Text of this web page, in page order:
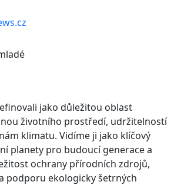
jako důležitou oblast
životního prostředí, udržitelností
klimatu. Vidíme ji jako klíčový
planety pro budoucí generace a
ochrany přírodních zdrojů,
podporu ekologicky šetrných